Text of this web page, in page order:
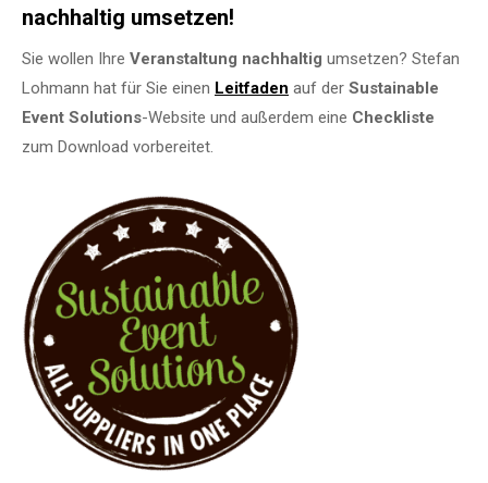
nachhaltig umsetzen!
Sie wollen Ihre Veranstaltung nachhaltig umsetzen? Stefan
Lohmann hat für Sie einen Leitfaden auf der Sustainable
Event Solutions-Website und außerdem eine Checkliste
zum Download vorbereitet.